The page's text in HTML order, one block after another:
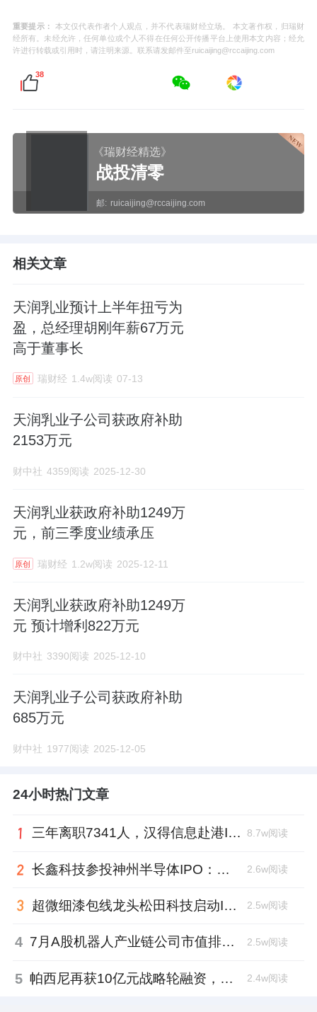
重要提示：
本文仅代表作者个人观点，并不代表瑞财经立场。 本文著作权，归瑞财
经所有。未经允许，任何单位或个人不得在任何公开传播平台上使用本文内容；经允
许进行转载或引用时，请注明来源。联系请发邮件至ruicaijing@rccaijing.com
38
《瑞财经精选》
战投清零
邮: ruicaijing@rccaijing.com
相关文章
天润乳业预计上半年扭亏为
盈，总经理胡刚年薪67万元
高于董事长
原创 瑞财经 1.4w阅读 07-13
天润乳业子公司获政府补助
2153万元
财中社 4359阅读 2025-12-30
天润乳业获政府补助1249万
元，前三季度业绩承压
原创 瑞财经 1.2w阅读 2025-12-11
天润乳业获政府补助1249万
元 预计增利822万元
财中社 3390阅读 2025-12-10
天润乳业子公司获政府补助
685万元
财中社 1977阅读 2025-12-05
24小时热门文章
三年离职7341人，汉得信息赴港IPO前欠缴社保1.55亿元 8.7w阅读
长鑫科技参投神州半导体IPO：朱培文、陈觉晓变现2.6亿，董秘和保荐人有旧 2.6w阅读
超微细漆包线龙头松田科技启动IPO：东方证券辅导，君联资本加持 2.5w阅读
4 7月A股机器人产业链公司市值排行：大族激光跌去四成，奥比中光跻身前三 2.5w阅读
5 帕西尼再获10亿元战略轮融资，注册地从深圳迁至北京 2.4w阅读